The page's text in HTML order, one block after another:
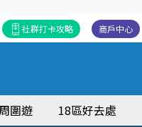
商戶中心
社群打卡攻略
圍遊 18區好去處